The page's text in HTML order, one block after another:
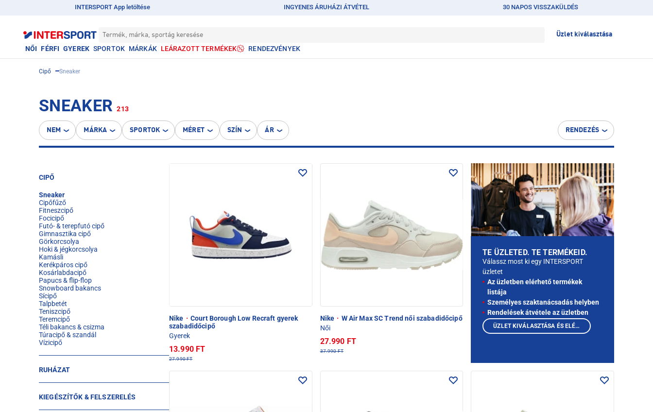
INTERSPORT App letöltése INGYENES ÁRUHÁZI ÁTVÉTEL 30 NAPOS VISSZAKÜLDÉS
Termék, márka, sportág keresése Üzlet kiválasztása
NŐI FÉRFI GYEREK SPORTOK MÁRKÁK LEÁRAZOTT TERMÉKEK RENDEZVÉNYEK
Cipő Sneaker
SNEAKER 213
NEM MÁRKA SPORTOK MÉRET SZÍN ÁR RENDEZÉS
CIPŐ
Sneaker
Cipőfűző
Fitneszcipő
Focicipő
Futó- & terepfutó cipő
Gimnasztika cipő
Görkorcsolya
Hoki & jégkorcsolya
Kamásli
Kerékpáros cipő
Kosárlabdacipő
Papucs & flip-flop
Snowboard bakancs
Sícipő
Talpbetét
Teniszcipő
Teremcipő
Téli bakancs & csizma
Túracipő & szandál
Vízicipő
RUHÁZAT
KIEGÉSZÍTŐK & FELSZERELÉS
Nike · Court Borough Low Recraft gyerek
szabadidőcipő
Gyerek
13.990 FT
27.990 FT
Nike · W Air Max SC Trend női szabadidőcipő
Női
27.990 FT
37.990 FT
TE ÜZLETED. TE TERMÉKEID.
Válassz most ki egy INTERSPORT
üzletet
Az üzletben elérhető termékek
listája
Személyes szaktanácsadás helyben
Rendelések átvétele az üzletben
ÜZLET KIVÁLASZTÁSA ÉS ELÉRHETŐ TERMÉKEK MEGTEKINTÉSE